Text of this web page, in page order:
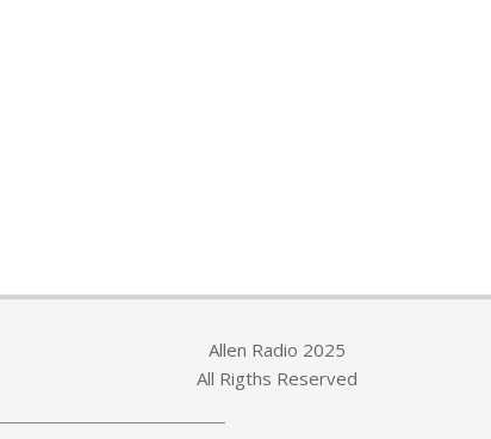
Allen Radio 2025
All Rigths Reserved